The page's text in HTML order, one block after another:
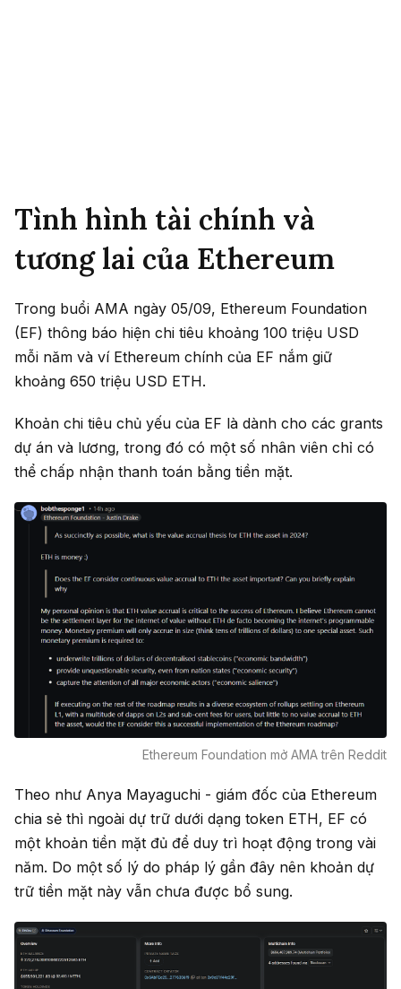
Tình hình tài chính và
tương lai của Ethereum
Trong buổi AMA ngày 05/09, Ethereum Foundation
(EF) thông báo hiện chi tiêu khoảng 100 triệu USD
mỗi năm và ví Ethereum chính của EF nắm giữ
khoảng 650 triệu USD ETH.
Khoản chi tiêu chủ yếu của EF là dành cho các grants
dự án và lương, trong đó có một số nhân viên chỉ có
thể chấp nhận thanh toán bằng tiền mặt.
Ethereum Foundation mở AMA trên Reddit
Theo như Anya Mayaguchi - giám đốc của Ethereum
chia sẻ thì ngoài dự trữ dưới dạng token ETH, EF có
một khoản tiền mặt đủ để duy trì hoạt động trong vài
năm. Do một số lý do pháp lý gần đây nên khoản dự
trữ tiền mặt này vẫn chưa được bổ sung.